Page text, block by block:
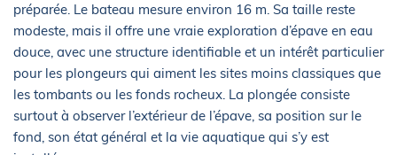
préparée. Le bateau mesure environ 16 m. Sa taille reste
modeste, mais il offre une vraie exploration d’épave en eau
douce, avec une structure identifiable et un intérêt particulier
pour les plongeurs qui aiment les sites moins classiques que
les tombants ou les fonds rocheux. La plongée consiste
surtout à observer l’extérieur de l’épave, sa position sur le
fond, son état général et la vie aquatique qui s’y est